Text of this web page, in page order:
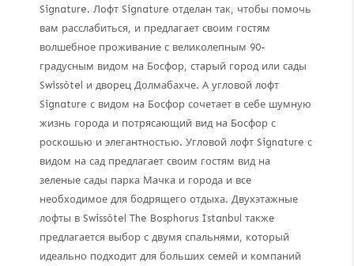
Signature. Лофт Signature отделан так, чтобы помочь
вам расслабиться, и предлагает своим гостям
волшебное проживание с великолепным 90-
градусным видом на Босфор, старый город или сады
Swissôtel и дворец Долмабахче. А угловой лофт
Signature с видом на Босфор сочетает в себе шумную
жизнь города и потрясающий вид на Босфор с
роскошью и элегантностью. Угловой лофт Signature с
видом на сад предлагает своим гостям вид на
зеленые сады парка Мачка и города и все
необходимое для бодрящего отдыха. Двухэтажные
лофты в Swissôtel The Bosphorus Istanbul также
предлагается выбор с двумя спальнями, который
идеально подходит для больших семей и компаний